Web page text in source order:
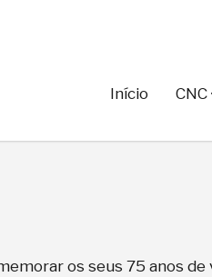
Início CNC
os seus 75 anos